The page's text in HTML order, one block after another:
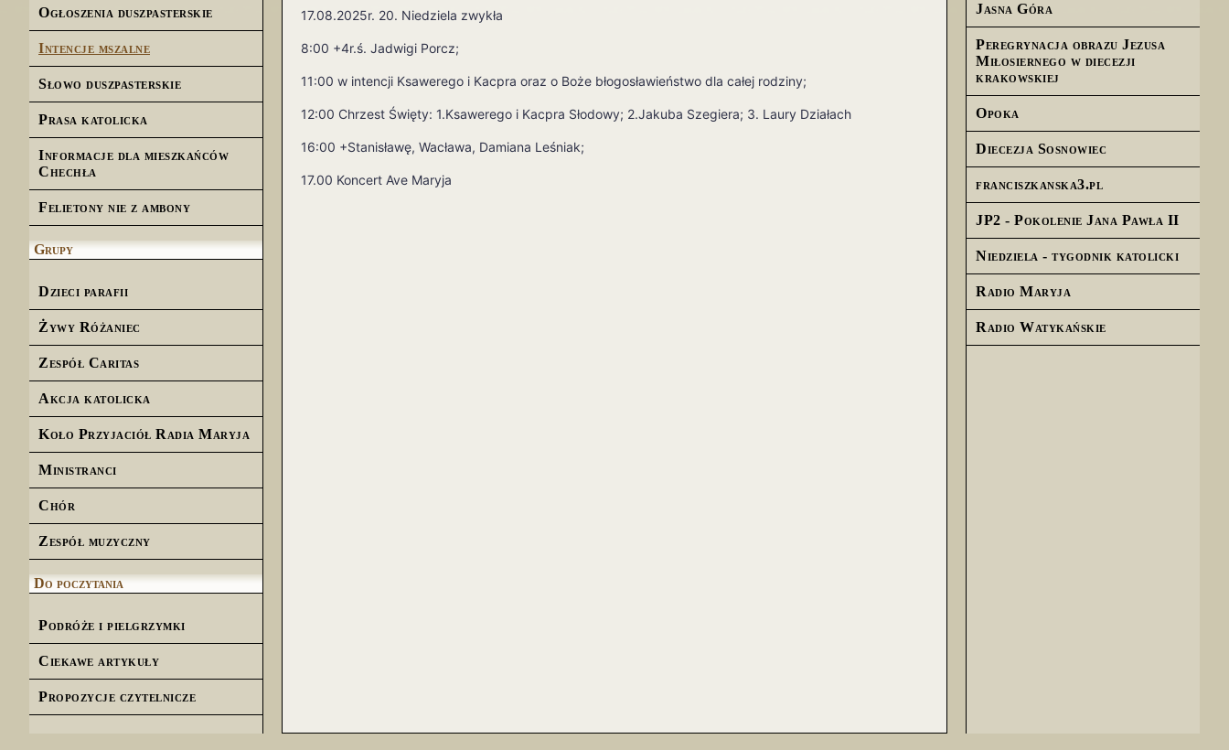
Ogłoszenia duszpasterskie
Intencje mszalne
Słowo duszpasterskie
Prasa katolicka
Informacje dla mieszkańców
Chechła
Felietony nie z ambony
Grupy
Dzieci parafii
Żywy Różaniec
Zespół Caritas
Akcja katolicka
Koło Przyjaciół Radia Maryja
Ministranci
Chór
Zespół muzyczny
Do poczytania
Podróże i pielgrzymki
Ciekawe artykuły
Propozycje czytelnicze
17.08.2025r. 20. Niedziela zwykła
8:00 +4r.ś. Jadwigi Porcz;
11:00 w intencji Ksawerego i Kacpra oraz o Boże błogosławieństwo dla całej rodziny;
12:00 Chrzest Święty: 1.Ksawerego i Kacpra Słodowy; 2.Jakuba Szegiera; 3. Laury Działach
16:00 +Stanisławę, Wacława, Damiana Leśniak;
17.00 Koncert Ave Maryja
Jasna Góra
Peregrynacja obrazu Jezusa
Miłosiernego w diecezji
krakowskiej
Opoka
Diecezja Sosnowiec
franciszkanska3.pl
JP2 - Pokolenie Jana Pawła II
Niedziela - tygodnik katolicki
Radio Maryja
Radio Watykańskie